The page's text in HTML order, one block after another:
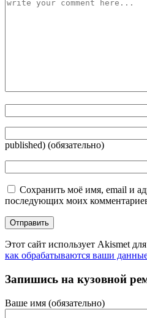
published) (обязательно)
Сохранить моё имя, email и
последующих моих
Этот сайт использует Akismet
как обрабатываются ваши
Запишись на кузовной
Ваше имя (обязательно)